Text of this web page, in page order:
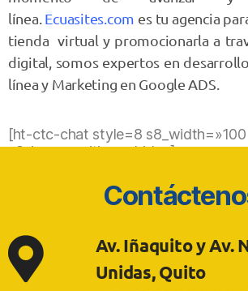
línea.Ecuasites.com es tuagencia
tienda virtual y promocionarla a
digital, somos expertos en
línea y Marketing en Google ADS.
[ht-ctc-chat style=8
s8_icon_position=»hide»]
Av. Iñaquito y Av.
Unidas, Quito